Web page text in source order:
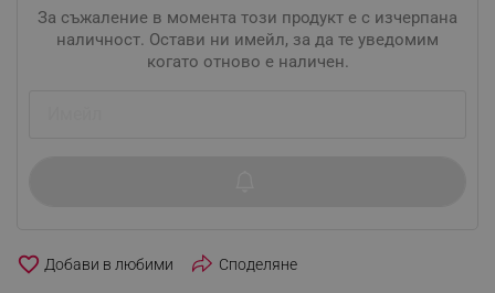
За съжаление в момента този продукт е с изчерпана
наличност. Остави ни имейл, за да те уведомим
когато отново е наличен.
favorite_border Споделяне